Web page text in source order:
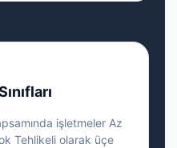
işletmeler Az
Tehlikeli olarak üçe